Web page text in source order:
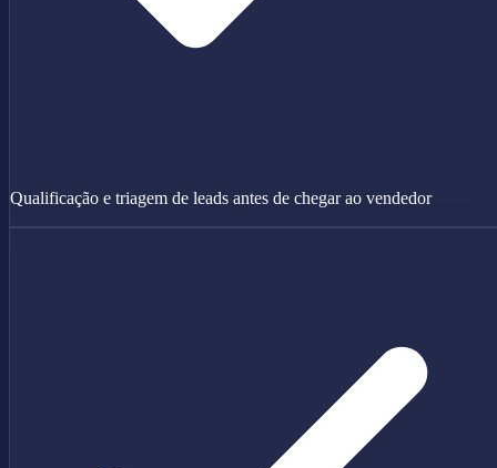
Qualificação e triagem de leads antes de chegar ao vendedor